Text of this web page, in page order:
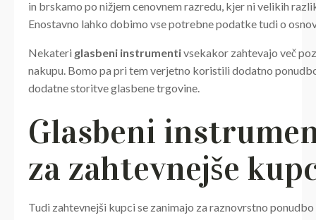
in brskamo po nižjem cenovnem razredu, kjer ni velikih
Enostavno lahko dobimo vse potrebne podatke tudi o
Nekateri glasbeni instrumentivsekakor zahtevajo več
nakupu. Bomo pa pri tem verjetno koristili dodatno
dodatne storitve glasbene trgovine.
Glasbeni
za zahtevnejše
Tudi zahtevnejši kupci se zanimajo za raznovrstno ponudbo